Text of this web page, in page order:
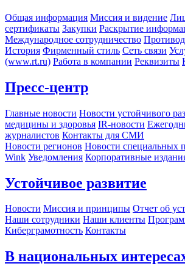
Общая информация Миссия и видение
сертификаты Закупки Раскрытие
Международное сотрудничество
История Фирменный стиль Сеть связи
(www.rt.ru) Работа в компании Реквизиты
Пресс-центр
Главные новости Новости устойчивого
медицины и здоровья IR-новости
журналистов Контакты для СМИ
Новости регионов Новости специальных
Wink Уведомления Корпоративные
Устойчивое развитие
Новости Миссия и принципы Отчет об
Наши сотрудники Наши клиенты
Киберграмотность Контакты
В национальных